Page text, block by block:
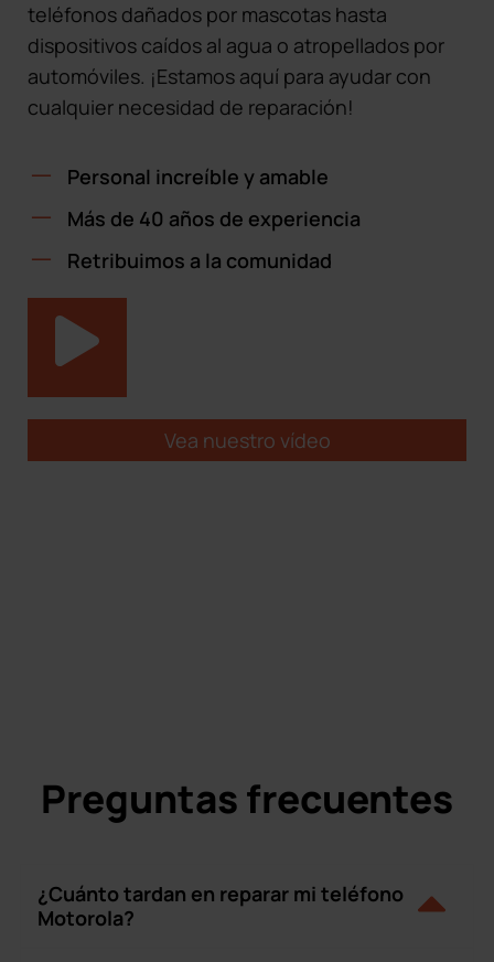
teléfonos dañados por mascotas hasta
dispositivos caídos al agua o atropellados por
automóviles. ¡Estamos aquí para ayudar con
cualquier necesidad de reparación!
Personal increíble y amable
Más de 40 años de experiencia
Retribuimos a la comunidad
Vea nuestro vídeo
Preguntas frecuentes
¿Cuánto tardan en reparar mi teléfono
Motorola?